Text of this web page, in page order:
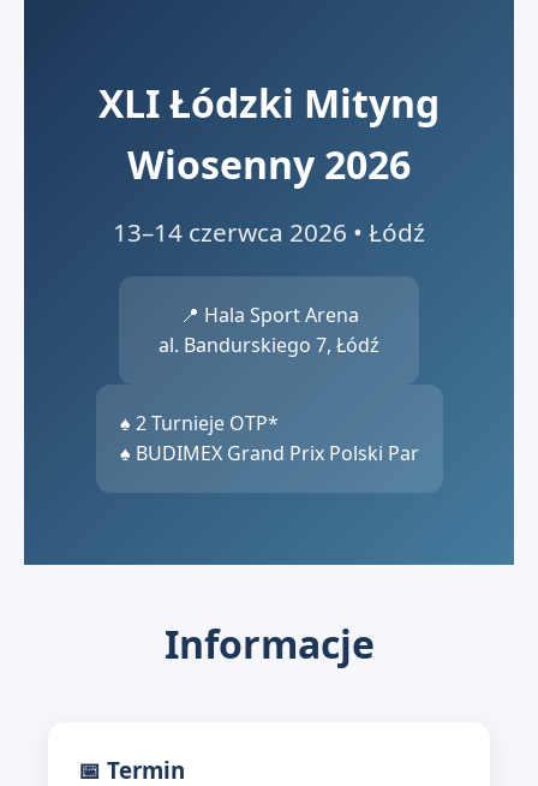
XLI Łódzki Mityng
Wiosenny 2026
13–14 czerwca 2026 • Łódź
📍 Hala Sport Arena
al. Bandurskiego 7, Łódź
♠ 2 Turnieje OTP*
♠ BUDIMEX Grand Prix Polski Par
Informacje
📅 Termin